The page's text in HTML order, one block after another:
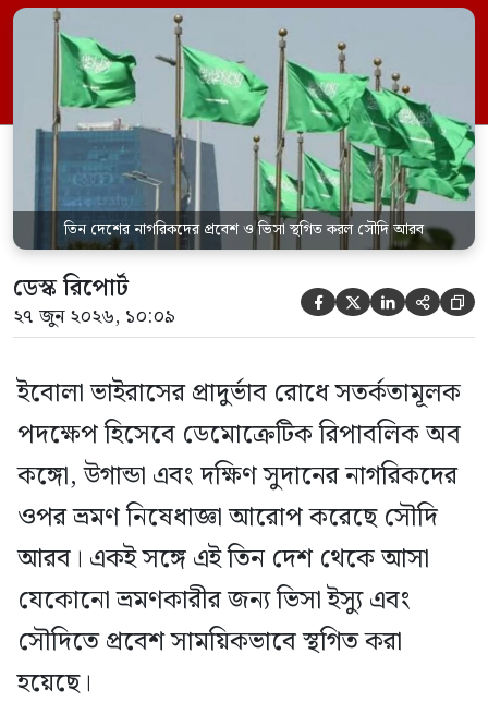
যেকোনো ভ্রমণকারীর জন্য ভিসা ইস্যু এবং
সৌদিতে প্রবেশ সাময়িকভাবে স্থগিত করা
হয়েছে। সৌদি প্রেস এজেন্সি (এসপিএ)
জানিয়েছে, এই নিষেধাজ্ঞা শুধুমাত্র সরাসরি ওই
তিন দেশ থেকে […]
তিন দেশের নাগরিকদের প্রবেশ ও ভিসা স্থগিত করল সৌদি আরব
ডেস্ক রিপোর্ট
২৭ জুন ২০২৬, ১০:০৯     
ইবোলা ভাইরাসের প্রাদুর্ভাব রোধে সতর্কতামূলক
পদক্ষেপ হিসেবে ডেমোক্রেটিক রিপাবলিক অব
কঙ্গো, উগান্ডা এবং দক্ষিণ সুদানের নাগরিকদের
ওপর ভ্রমণ নিষেধাজ্ঞা আরোপ করেছে সৌদি
আরব। একই সঙ্গে এই তিন দেশ থেকে আসা
যেকোনো ভ্রমণকারীর জন্য ভিসা ইস্যু এবং
সৌদিতে প্রবেশ সাময়িকভাবে স্থগিত করা
হয়েছে।